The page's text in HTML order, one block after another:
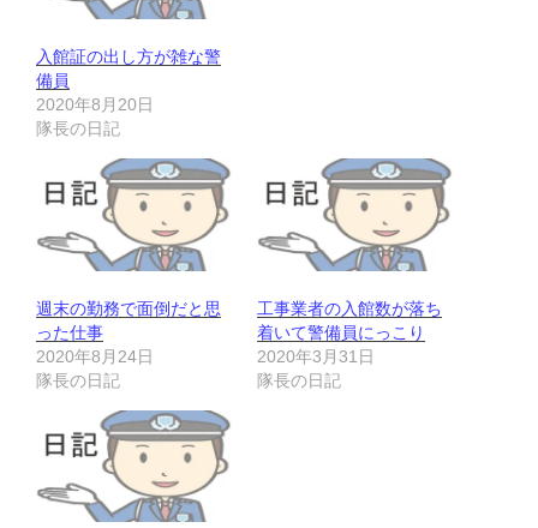
入館証の出し方が雑な警
備員
2020年8月20日
隊長の日記
週末の勤務で面倒だと思
った仕事
2020年8月24日
隊長の日記
工事業者の入館数が落ち
着いて警備員にっこり
2020年3月31日
隊長の日記